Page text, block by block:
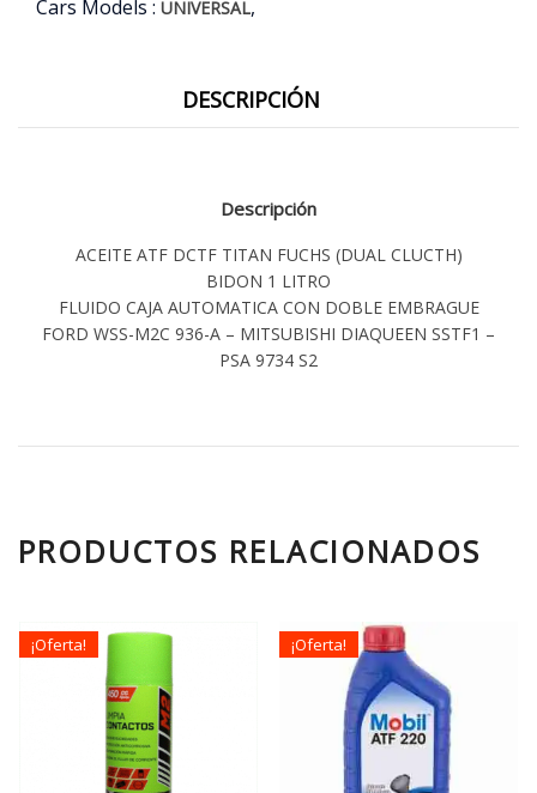
Cars Models : UNIVERSAL,
DESCRIPCIÓN
Descripción
ACEITE ATF DCTF TITAN FUCHS (DUAL CLUCTH)
BIDON 1 LITRO
FLUIDO CAJA AUTOMATICA CON DOBLE EMBRAGUE
FORD WSS-M2C 936-A – MITSUBISHI DIAQUEEN SSTF1 –
PSA 9734 S2
PRODUCTOS RELACIONADOS
¡Oferta! ¡Oferta!